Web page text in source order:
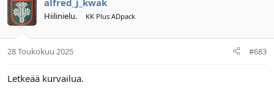
alfred_j_kwak
Hiilinielu. KK Plus ADpack
28 Toukokuu 2025 #683
Letkeää kurvailua.